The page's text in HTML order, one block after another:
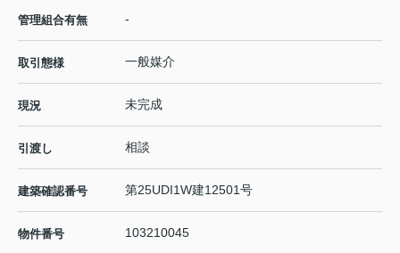
管理組合有無 -
取引態様 一般媒介
現況 未完成
引渡し 相談
建築確認番号 第25UDI1W建12501号
物件番号 103210045